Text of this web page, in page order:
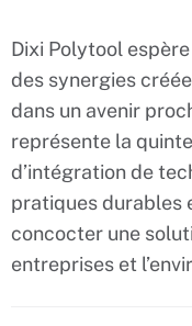
Dixi Polytool
des synergies
dans un avenir
représente la
d’intégration de
pratiques durables
concocter une
entreprises et